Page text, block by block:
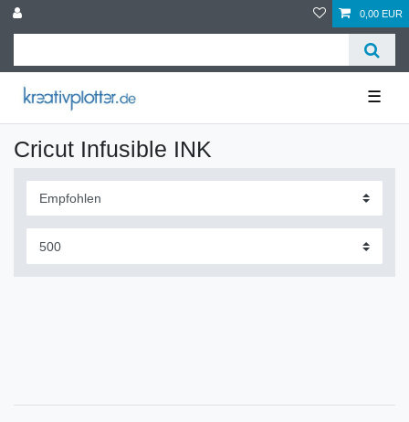
0,00 EUR
☰
Cricut Infusible INK